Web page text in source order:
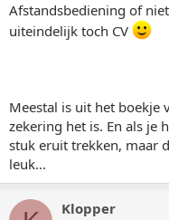
Afstandsbediening of
uiteindelijk toch CV
Meestal is uit het boekje
zekering het is. En als je
stuk eruit trekken, maar
leuk...
Klopper